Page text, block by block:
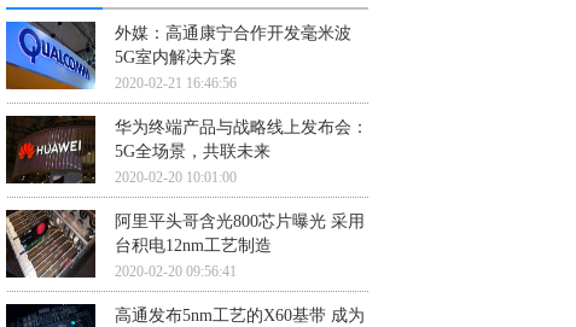
外媒：高通康宁合作开发毫米波
5G室内解决方案
2020-02-21 16:46:56
华为终端产品与战略线上发布会：
5G全场景，共联未来
2020-02-20 10:01:00
阿里平头哥含光800芯片曝光 采用
台积电12nm工艺制造
2020-02-20 09:56:41
高通发布5nm工艺的X60基带 成为